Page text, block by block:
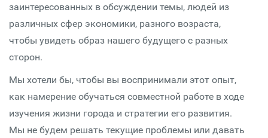
заинтересованных в обсуждении темы, людей из
различных сфер экономики, разного возраста,
чтобы увидеть образ нашего будущего с разных
сторон.
Мы хотели бы, чтобы вы воспринимали этот опыт,
как намерение обучаться совместной работе в ходе
изучения жизни города и стратегии его развития.
Мы не будем решать текущие проблемы или давать